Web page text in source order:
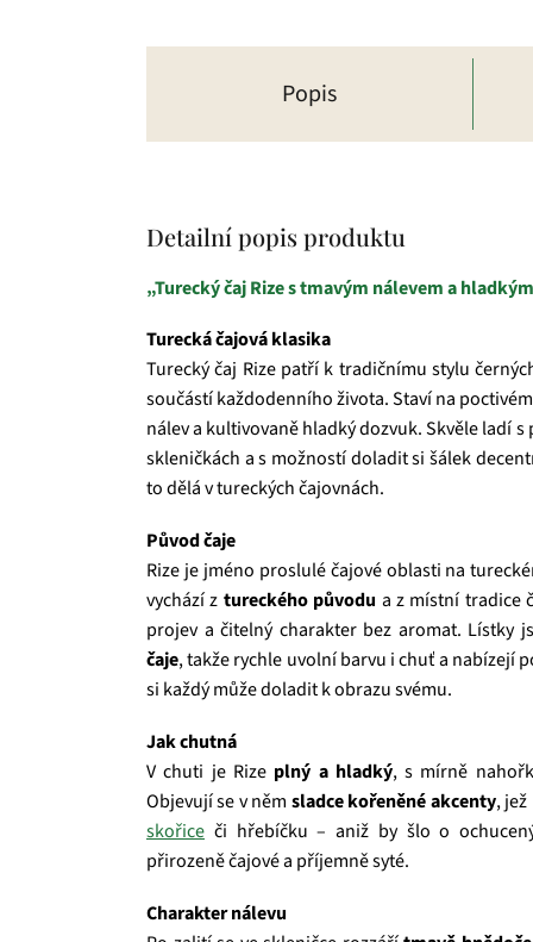
Popis
Detailní popis produktu
„Turecký čaj Rize s tmavým nálevem a
Turecká čajová klasika
Turecký čaj Rize patří k tradičnímu stylu
součástí každodenního života. Staví na
nálev a kultivovaně hladký dozvuk. Skvěle ladí
skleničkách a s možností doladit si šálek
to dělá v tureckých čajovnách.
Původ čaje
Rize je jméno proslulé čajové oblasti na
vychází z tureckého původu a z místní tradice
projev a čitelný charakter bez aromat. Lístky
čaje, takže rychle uvolní barvu i chuť a nabízejí
si každý může doladit k obrazu svému.
Jak chutná
V chuti je Rize plný a hladký, s mírně
Objevují se v něm sladce kořeněné akcenty,
skořice či hřebíčku – aniž by šlo o
přirozeně čajové a příjemně syté.
Charakter nálevu